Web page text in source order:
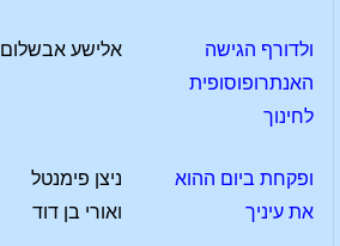
ולדורף הגישה
האנתרופוסופית
לחינוך
אלישע אבשלום
ופקחת ביום ההוא
את עיניך
ניצן פימנטל
ואורי בן דוד